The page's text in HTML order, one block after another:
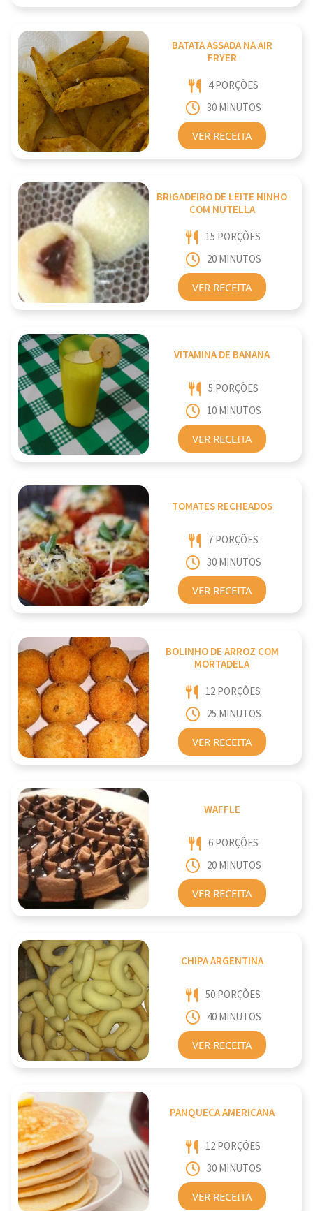
BATATA ASSADA NA AIR
FRYER
4 PORÇÕES
30 MINUTOS
VER RECEITA
BRIGADEIRO DE LEITE NINHO
COM NUTELLA
15 PORÇÕES
20 MINUTOS
VER RECEITA
VITAMINA DE BANANA
5 PORÇÕES
10 MINUTOS
VER RECEITA
TOMATES RECHEADOS
7 PORÇÕES
30 MINUTOS
VER RECEITA
BOLINHO DE ARROZ COM
MORTADELA
12 PORÇÕES
25 MINUTOS
VER RECEITA
WAFFLE
6 PORÇÕES
20 MINUTOS
VER RECEITA
CHIPA ARGENTINA
50 PORÇÕES
40 MINUTOS
VER RECEITA
PANQUECA AMERICANA
12 PORÇÕES
30 MINUTOS
VER RECEITA